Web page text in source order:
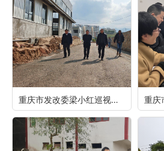
重庆市发改委梁小红巡视员一行在区发改委副主任陈思陪同下到重庆69畜牧调研指导工作